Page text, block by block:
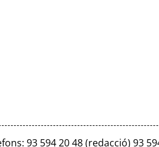
93 594 20 48 (redacció) 93